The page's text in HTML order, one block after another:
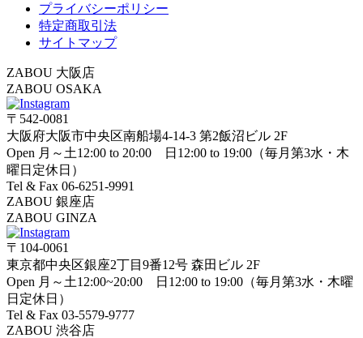
プライバシーポリシー
特定商取引法
サイトマップ
ZABOU 大阪店
ZABOU OSAKA
〒542-0081
大阪府大阪市中央区南船場4-14-3 第2飯沼ビル 2F
Open 月～土12:00 to 20:00 日12:00 to 19:00（毎月第3水・木
曜日定休日）
Tel & Fax 06-6251-9991
ZABOU 銀座店
ZABOU GINZA
〒104-0061
東京都中央区銀座2丁目9番12号 森田ビル 2F
Open 月～土12:00~20:00 日12:00 to 19:00（毎月第3水・木曜
日定休日）
Tel & Fax 03-5579-9777
ZABOU 渋谷店